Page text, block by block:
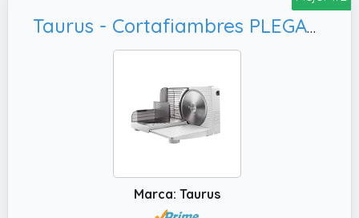
Taurus - Cortafiambres PLEGABLE | Cuchilla Acero INOX Ø17 cm | Corte preciso 1-15mm | Compacto | Fácil limpieza | Protección dedos | Cortador fiambres eléctrico con disco extraíble | Grosor regulable
Marca: Taurus